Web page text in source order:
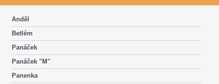
Anděl
Betlém
Panáček
Panáček "M"
Panenka